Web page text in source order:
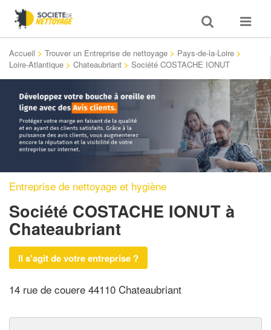
Toggle
search
Toggle
Accueil > Trouver un Entreprise de nettoyage > Pays-de-la-Loire >
Loire-Atlantique > Chateaubriant > Société COSTACHE IONUT
Entreprise de nettoyage et hygiène
Société COSTACHE IONUT à
Chateaubriant
Il s'agit de votre entreprise ?
14 rue de couere 44110 Chateaubriant